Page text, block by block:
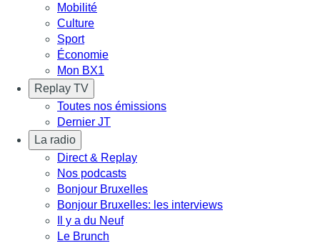
Mobilité
Culture
Sport
Économie
Mon BX1
Replay TV
Toutes nos émissions
Dernier JT
La radio
Direct & Replay
Nos podcasts
Bonjour Bruxelles
Bonjour Bruxelles: les interviews
Il y a du Neuf
Le Brunch